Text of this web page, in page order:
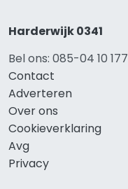
Harderwijk 0341
Bel ons: 085-04 10 177
Contact
Adverteren
Over ons
Cookieverklaring
Avg
Privacy